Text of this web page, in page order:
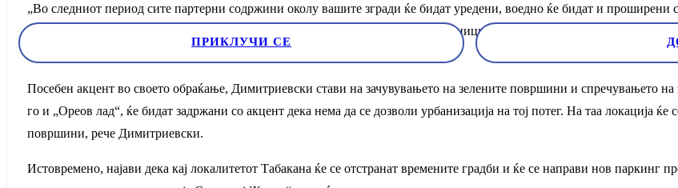
ПРИКЛУЧИ СЕ
„Во следниот период сите партерни содржини околу вашите згради ќе бидат уредени, воедно ќе бидат и проширени
составен дел од втората зона за паркирање, а која ќе ги опфати и месните заедници „Панче Пешев“ и „БС Гојчо“
Посебен акцент во своето обраќање, Димитриевски стави на зачувувањето на зелените површини и спречувањето
го и „Ореов лад“, ќе бидат задржани со акцент дека нема да се дозволи урбанизација на тој потег. На таа локација
површини, рече Димитриевски.
Истовремено, најави дека кај локалитетот Табакана ќе се отстранат времените градби и ќе се направи нов паркинг